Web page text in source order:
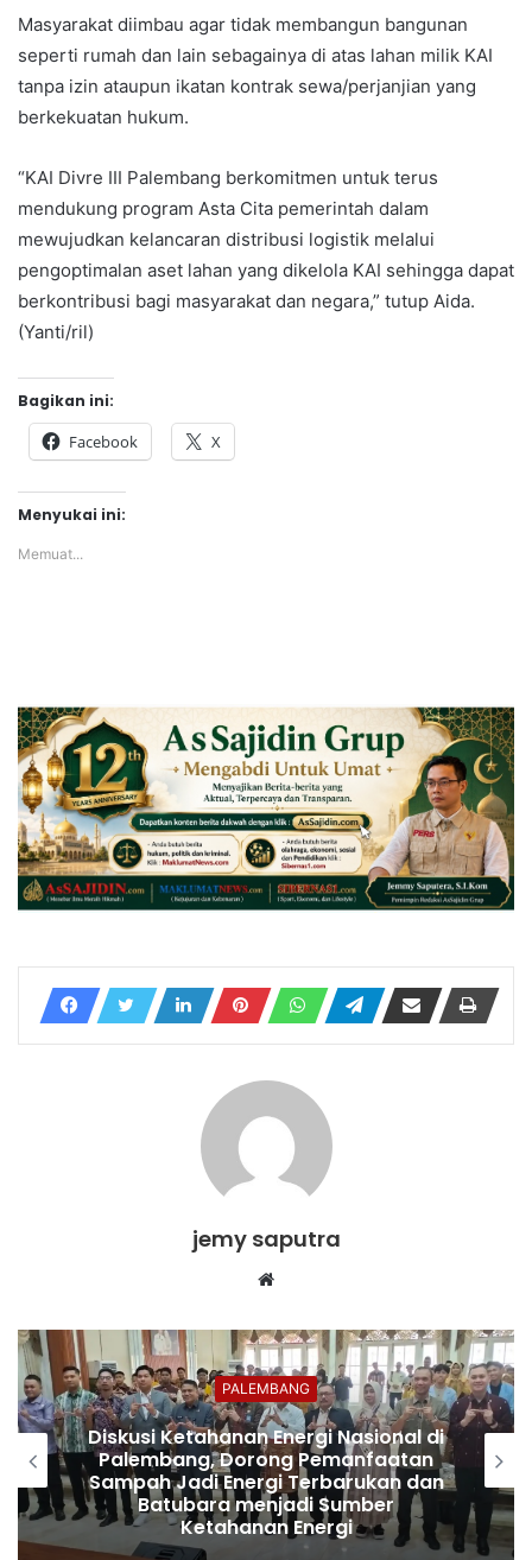
Masyarakat diimbau agar tidak membangun bangunan
seperti rumah dan lain sebagainya di atas lahan milik KAI
tanpa izin ataupun ikatan kontrak sewa/perjanjian yang
berkekuatan hukum.
“KAI Divre III Palembang berkomitmen untuk terus
mendukung program Asta Cita pemerintah dalam
mewujudkan kelancaran distribusi logistik melalui
pengoptimalan aset lahan yang dikelola KAI sehingga dapat
berkontribusi bagi masyarakat dan negara,” tutup Aida.
(Yanti/ril)
Bagikan ini:
Facebook X
Menyukai ini:
Memuat...
jemy saputra
Website
PALEMBANG
Diskusi Ketahanan Energi Nasional di
Palembang, Dorong Pemanfaatan
Sampah Jadi Energi Terbarukan dan
Batubara menjadi Sumber
Ketahanan Energi